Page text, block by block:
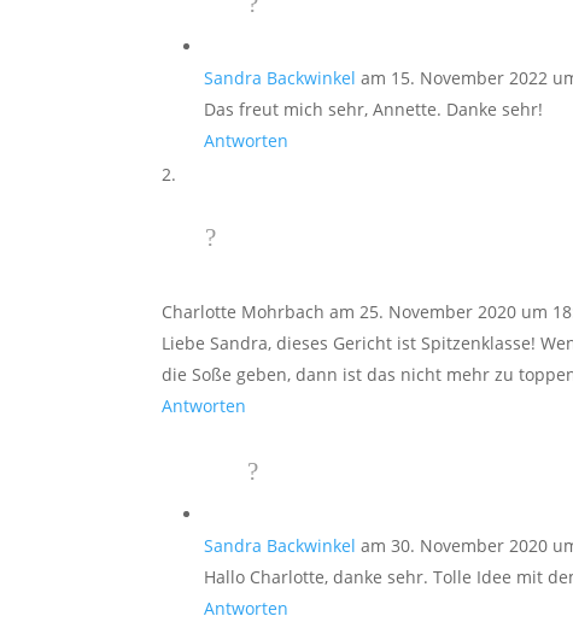
Sandra Backwinkel am 15. November 2022
Das freut mich sehr, Annette. Danke sehr!
Antworten
Charlotte Mohrbach am 25. November 2020 um
Liebe Sandra, dieses Gericht ist Spitzenklasse!
die Soße geben, dann ist das nicht mehr zu
Antworten
Sandra Backwinkel am 30. November 2020
Hallo Charlotte, danke sehr. Tolle Idee mit
Antworten